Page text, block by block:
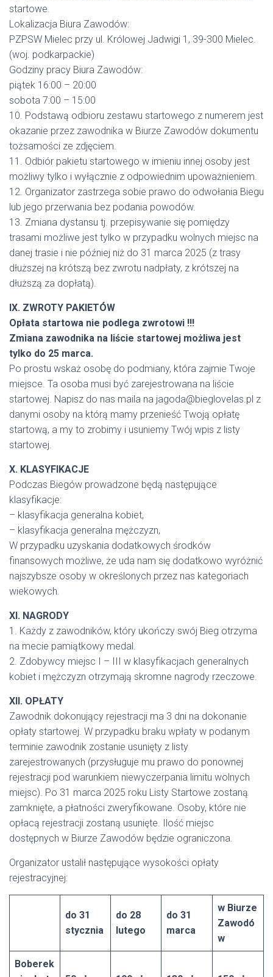
startowe.
Lokalizacja Biura Zawodów:
PZPSW Mielec przy ul. Królowej Jadwigi 1, 39-300 Mielec.
(woj. podkarpackie)
Godziny pracy Biura Zawodów:
piątek 16:00 – 20:00
sobota 7:00 – 15:00
10. Podstawą odbioru zestawu startowego z numerem jest
okazanie przez zawodnika w Biurze Zawodów dokumentu
tożsamości ze zdjęciem.
11. Odbiór pakietu startowego w imieniu innej osoby jest
możliwy tylko i wyłącznie z odpowiednim upoważnieniem.
12. Organizator zastrzega sobie prawo do odwołania Biegu
lub jego przerwania bez podania powodów.
13. Zmiana dystansu tj. przepisywanie się pomiędzy
trasami możliwe jest tylko w przypadku wolnych miejsc na
danej trasie i nie później niż do 31 marca 2025 (z trasy
dłuższej na krótszą bez zwrotu nadpłaty, z krótszej na
dłuższą za dopłatą).
IX. ZWROTY PAKIETÓW
Opłata startowa nie podlega zwrotowi !!!
Zmiana zawodnika na liście startowej możliwa jest
tylko do 25 marca.
Po prostu wskaż osobę do podmiany, która zajmie Twoje
miejsce. Ta osoba musi być zarejestrowana na liście
startowej. Napisz do nas maila na jagoda@bieglovelas.pl z
danymi osoby na którą mamy przenieść Twoją opłatę
startową, a my to zrobimy i usuniemy Twój wpis z listy
startowej.
X. KLASYFIKACJE
Podczas Biegów prowadzone będą następujące
klasyfikacje:
– klasyfikacja generalna kobiet,
– klasyfikacja generalna mężczyzn,
W przypadku uzyskania dodatkowych środków
finansowych możliwe, że uda nam się dodatkowo wyróżnić
najszybsze osoby w określonych przez nas kategoriach
wiekowych.
XI. NAGRODY
1. Każdy z zawodników, który ukończy swój Bieg otrzyma
na mecie pamiątkowy medal.
2. Zdobywcy miejsc I – III w klasyfikacjach generalnych
kobiet i mężczyzn otrzymają skromne nagrody rzeczowe.
XII. OPŁATY
Zawodnik dokonujący rejestracji ma 3 dni na dokonanie
opłaty startowej. W przypadku braku wpłaty w podanym
terminie zawodnik zostanie usunięty z listy
zarejestrowanych (przysługuje mu prawo do ponownej
rejestracji pod warunkiem niewyczerpania limitu wolnych
miejsc). Po 31 marca 2025 roku Listy Startowe zostaną
zamknięte, a płatności zweryfikowane. Osoby, które nie
opłacą rejestracji zostaną usunięte. Ilość miejsc
dostępnych w Biurze Zawodów będzie ograniczona.
Organizator ustalił następujące wysokości opłaty
rejestracyjnej:
do 31
stycznia
do 28
lutego
do 31
marca
w Biurze
Zawodó
w
Boberek